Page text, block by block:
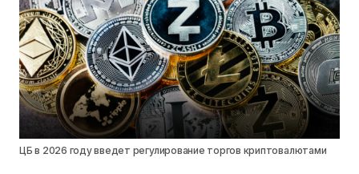
ЦБ в 2026 году введет регулирование торгов криптовалютами